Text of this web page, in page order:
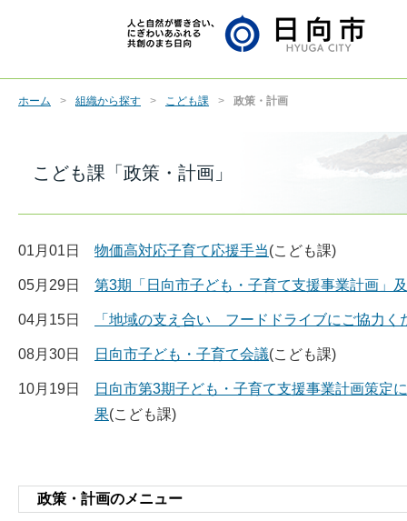
ホーム 組織から探す こども課 政策・計画
こども課「政策・計画」
01月01日 物価高対応子育て応援手当(こども課)
05月29日 第3期「日向市子ども・子育て支援事業計画」
04月15日 「地域の支え合い フードドライブにご協力く
08月30日 日向市子ども・子育て会議(こども課)
10月19日
日向市第3期子ども・子育て支援事業計画策
果(こども課)
政策・計画のメニュー